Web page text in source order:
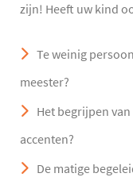
zijn! Heeft uw kind
Te weinig
meester?
Het begrijpen
accenten?
De matige